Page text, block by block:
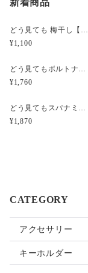
新着商品
どう見ても 梅干し【みつ漬け】）（立体模型）☆リアルな食品サンプルのキーホルダー
¥1,100
どう見てもボルトナットのピアス（立体模型）☆ぺケ鉄TOOL☆リアルな工具模型のピアス
¥1,760
どう見てもスパナミニS67のピアス【シルバー】（立体模型）☆ぺケ鉄TOOL☆リアルな工具模型のピアス
¥1,870
CATEGORY
アクセサリー
イヤリング
キーホルダー